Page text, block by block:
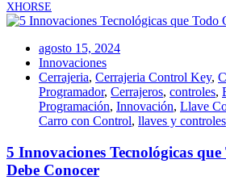
XHORSE
agosto 15, 2024
Innovaciones
Cerrajeria, Cerrajeria Control Key,
Programador, Cerrajeros, controles,
Programación, Innovación, Llave
Carro con Control, llaves y controles
5 Innovaciones Tecnológicas
Debe Conocer